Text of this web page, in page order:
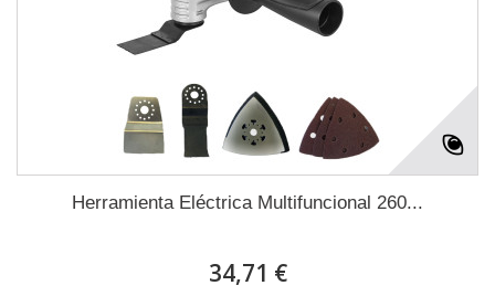
Herramienta Eléctrica Multifuncional 260...
34,71 €